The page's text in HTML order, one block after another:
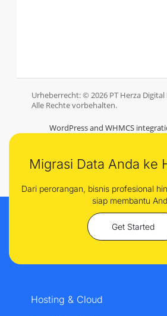
Urheberrecht: © 2026 PT Herza
Alle Rechte vorbehalten.
WordPress and WHMCS
Migrasi Data Anda ke
Dari perorangan, bisnis profesional
siap membantu
Get Started
Hosting & Cloud